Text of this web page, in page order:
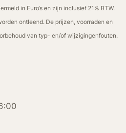
in Euro’s en zijn inclusief 21% BTW.
ontleend. De prijzen, voorraden en
van typ- en/of wijzigingenfouten.